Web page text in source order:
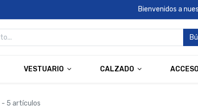
Bienvenidos a
VESTUARIO CALZADO
- 5 artículos